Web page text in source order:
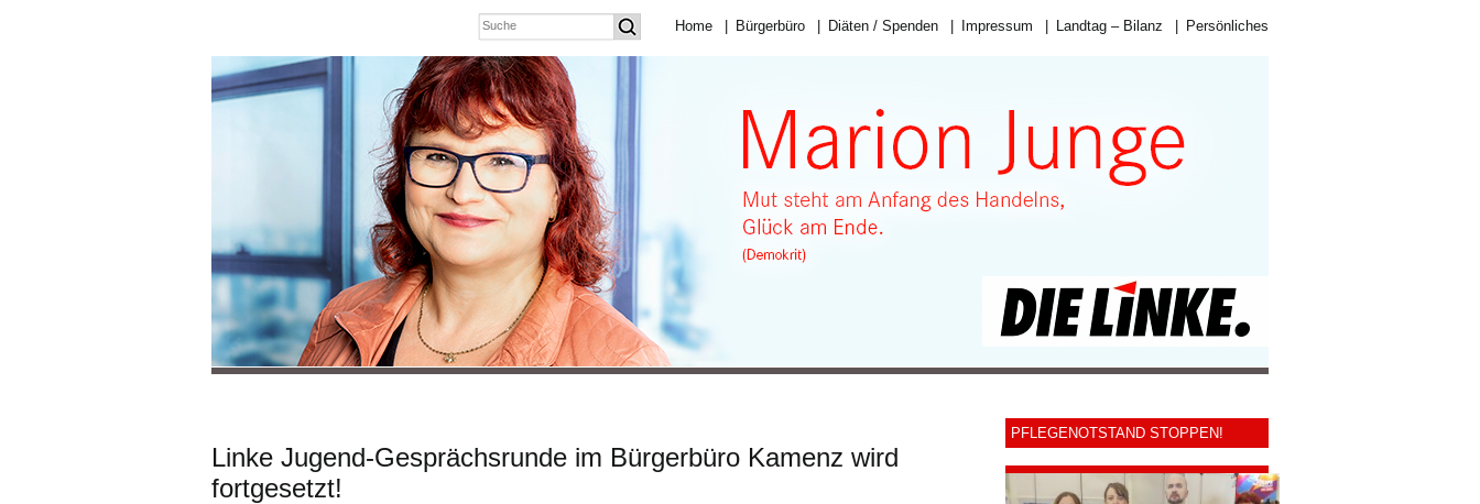
Home Bürgerbüro Diäten / Spenden Impressum Landtag – Bilanz Persönliches
Linke Jugend-Gesprächsrunde im Bürgerbüro Kamenz wird
fortgesetzt!
PFLEGENOTSTAND STOPPEN!